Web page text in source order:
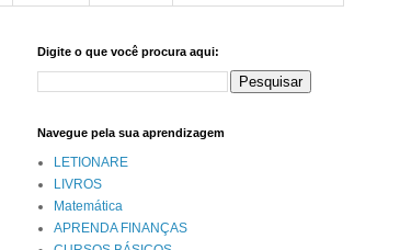
Digite o que você procura aqui:
Navegue pela sua aprendizagem
LETIONARE
LIVROS
Matemática
APRENDA FINANÇAS